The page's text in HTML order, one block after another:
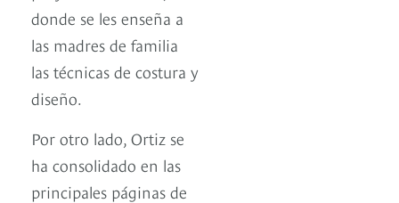
donde se les enseña a
las madres de familia
las técnicas de costura y
diseño.
Por otro lado, Ortiz se
ha consolidado en las
principales páginas de